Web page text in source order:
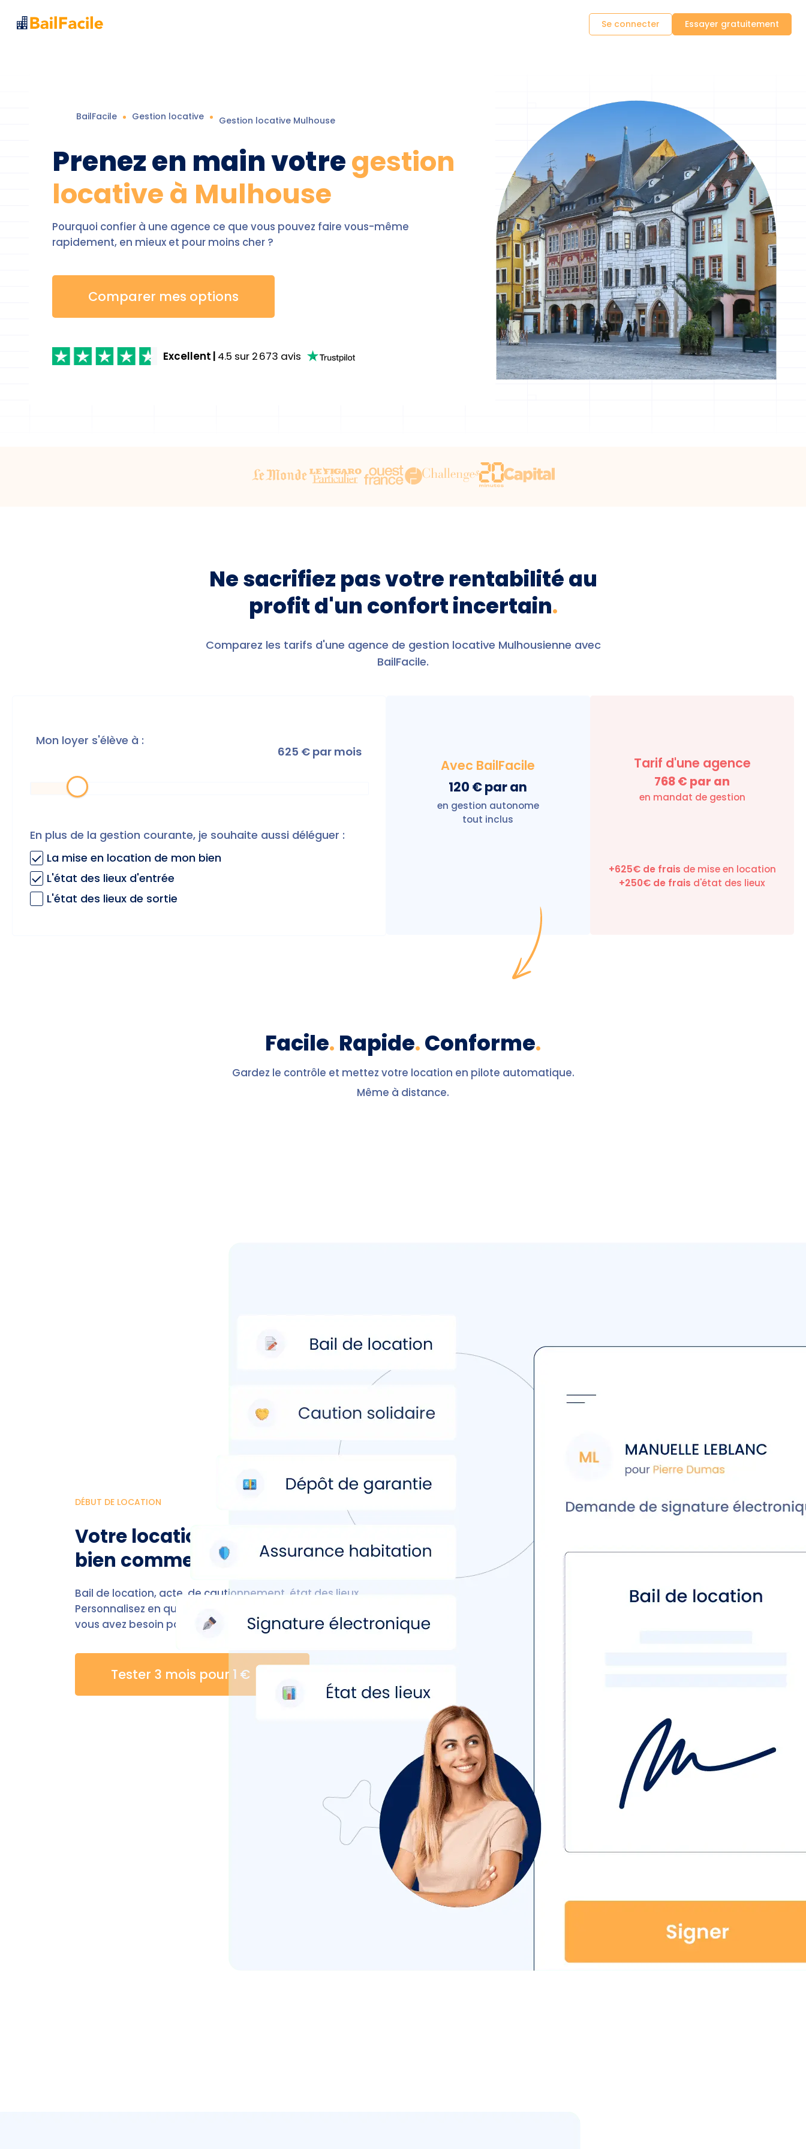
Se connecter Essayer gratuitement
BailFacile Gestion locative Gestion locative Mulhouse
Prenez en main votregestion
locative à Mulhouse
Pourquoi confier à une agence ce que vous pouvez faire vous-même
rapidement, en mieux et pour moins cher ?
Comparer mes options
Excellent | 4.5 sur 2 673 avis
Ne sacrifiez pas votre rentabilité au
profit d'un confort incertain.
Comparez les tarifs d'une agence de gestion locative Mulhousienne avec
BailFacile.
Mon loyer s'élève à :
625 € par mois
En plus de la gestion courante, je souhaite aussi déléguer :
La mise en location de mon bien
L'état des lieux d'entrée
L'état des lieux de sortie
Tarif d'une agence
768€ par an
en mandat de gestion
+625€ de frais de mise en location
+250€ de frais d'état des lieux
Avec BailFacile
120 € par an
en gestion autonome
tout inclus
Facile. Rapide.Conforme.
Gardez le contrôle et mettez votre location en pilote automatique.
Même à distance.
DÉBUT DE LOCATION
Votre location n'a jamais aussi
bien commencé
Bail de location, acte, de cautionnement, état des lieux...
Personnalisez en quelques clics tous les documents dont
vous avez besoin pour commencer la location rapidement.
Tester 3 mois pour 1 €